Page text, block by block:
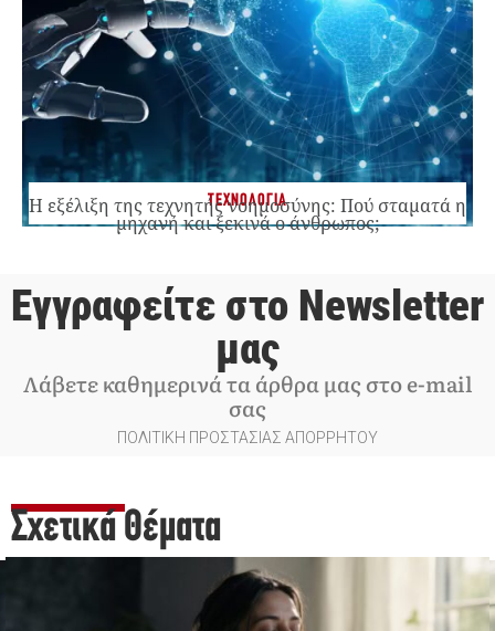
ΤΕΧΝΟΛΟΓΙΑ
Η εξέλιξη της τεχνητής νοημοσύνης: Πού σταματά η
μηχανή και ξεκινά ο άνθρωπος;
Εγγραφείτε στο Newsletter
μας
Λάβετε καθημερινά τα άρθρα μας στο e-mail
σας
ΠΟΛΙΤΙΚΗ ΠΡΟΣΤΑΣΙΑΣ ΑΠΟΡΡΗΤΟΥ
Σχετικά Θέματα